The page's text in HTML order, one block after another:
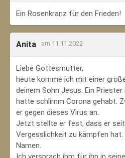
Ein Rosenkranz für den Frieden!
Anita am 11.11.2022
Liebe Gottesmutter,
heute komme ich mit einer
deinem Sohn Jesus. Ein Priester
hatte schlimm Corona gehabt.
er gegen dieses Virus an.
Jetzt stellte er fest, dass er
Vergesslichkeit zu kämpfen
Namen.